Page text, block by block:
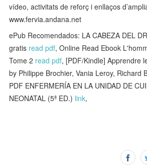
vídeo, activitats de reforç i enllaços
www.fervia.andana.net
ePub Recomendados: LA CABEZA DEL
gratis read pdf, Online Read Ebook
Tome 2 read pdf, [PDF/Kindle] Apprendre
by Philippe Brochier, Vania Leroy, Richard
PDF ENFERMERÍA EN LA UNIDAD DE
NEONATAL (5ª ED.) link,